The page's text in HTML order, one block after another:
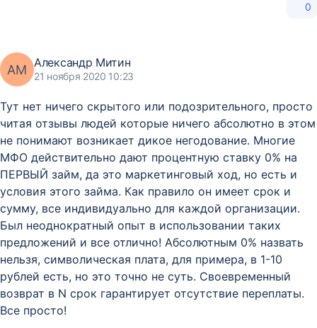
0
АМ Александр Митин
21 ноября 2020 10:23
Тут нет ничего скрытого или подозрительного, просто
читая отзывы людей которые ничего абсолютно в этом
не понимают возникает дикое негодование. Многие
МФО действительно дают процентную ставку 0% на
ПЕРВЫЙ займ, да это маркетинговый ход, но есть и
условия этого займа. Как правило он имеет срок и
сумму, все индивидуально для каждой организации.
Был неоднократный опыт в использовании таких
предложений и все отлично! Абсолютным 0% назвать
нельзя, символическая плата, для примера, в 1-10
рублей есть, но это точно не суть. Своевременный
возврат в N срок гарантирует отсутствие переплаты.
Все просто!